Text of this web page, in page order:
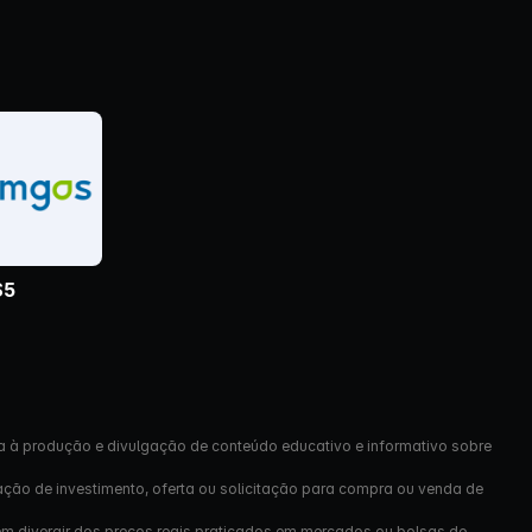
à produção e divulgação de conteúdo educativo e informativo sobre
de investimento, oferta ou solicitação para compra ou venda de